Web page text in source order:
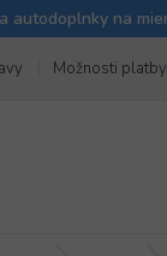
Možnosti platby